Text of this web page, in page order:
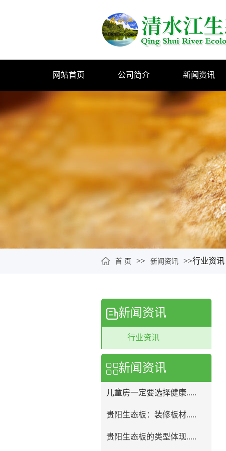
网站首页 公司简介 新闻资讯
首 页 >> 新闻资讯 >>行业资讯
新闻资讯
行业资讯
新闻资讯
儿童房一定要选择健康.....
贵阳生态板：装修板材.....
贵阳生态板的类型体现.....